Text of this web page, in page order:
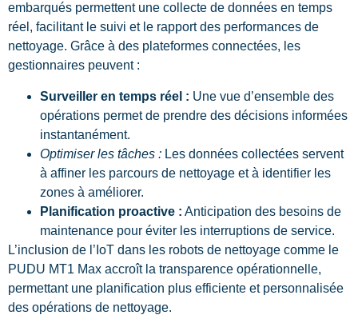
embarqués permettent une collecte de données en temps
réel, facilitant le suivi et le rapport des performances de
nettoyage. Grâce à des plateformes connectées, les
gestionnaires peuvent :
Surveiller en temps réel : Une vue d’ensemble des
opérations permet de prendre des décisions informées
instantanément.
Optimiser les tâches : Les données collectées servent
à affiner les parcours de nettoyage et à identifier les
zones à améliorer.
Planification proactive : Anticipation des besoins de
maintenance pour éviter les interruptions de service.
L’inclusion de l’IoT dans les robots de nettoyage comme le
PUDU MT1 Max accroît la transparence opérationnelle,
permettant une planification plus efficiente et personnalisée
des opérations de nettoyage.